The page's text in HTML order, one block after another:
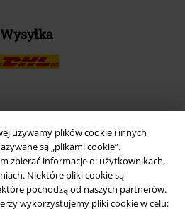
używamy plików cookie i innych
są „plikami cookie”.
zbierać informacje o: użytkownikach,
Niektóre pliki cookie są
pochodzą od naszych partnerów.
wykorzystujemy pliki cookie w celu:
Wysyłka
EMP
- ZA DARMO - i korzystaj z nowych
funkcji!